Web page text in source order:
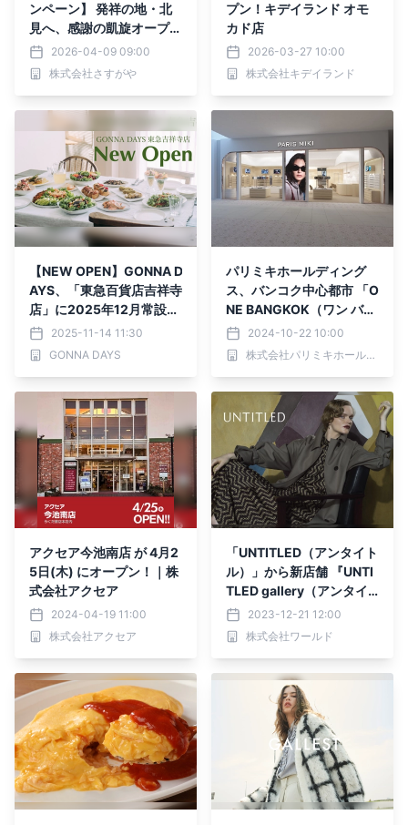
ンペーン】 発祥の地・北
見へ、感謝の凱旋オープ
ン！2026-04-09 09:00
株式会社さすがや
プン！キデイランド オモ
カド店
2026-03-27 10:00
株式会社キデイランド
【NEW OPEN】GONNA D
AYS、「東急百貨店吉祥寺
店」に2025年12月常設店
舗オープン！ 自社農園の
西洋野菜を使用した彩り豊
かな新作デリカテッセンが
2025-11-14 11:30
GONNA DAYS
パリミキホールディング
ス、バンコク中心都市 「O
NE BANGKOK（ワン バン
コク）」 に新店舗オープ
ンのお知らせ
2024-10-22 10:00
株式会社パリミキホールディングス
アクセア今池南店 が 4月2
5日(木) にオープン！｜株
式会社アクセア
2024-04-19 11:00
株式会社アクセア
「UNTITLED（アンタイト
ル）」から新店舗 『UNTI
TLED gallery（アンタイ
トルギャラリー』 が12月2
1日（木）にオープン
2023-12-21 12:00
株式会社ワールド